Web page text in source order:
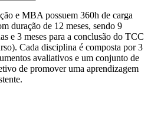
e MBA possuem 360h de carga
duração de 12 meses, sendo 9
e 3 meses para a conclusão do TCC
Cada disciplina é composta por 3
avaliativos e um conjunto de
de promover uma aprendizagem